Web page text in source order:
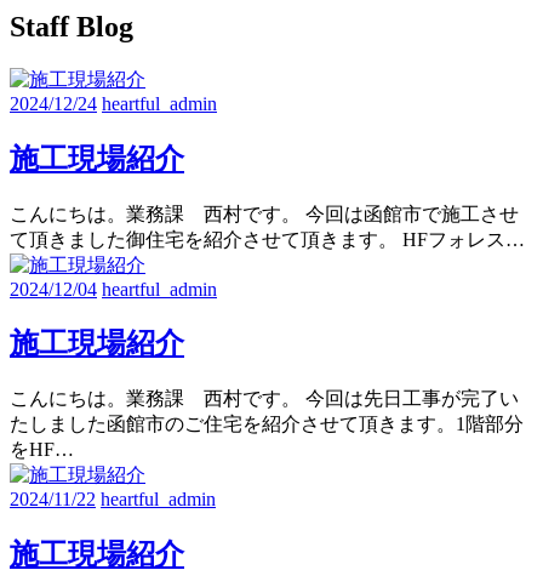
Staff Blog
2024/12/24 heartful_admin
施工現場紹介
こんにちは。業務課 西村です。 今回は函館市で施工させ
て頂きました御住宅を紹介させて頂きます。 HFフォレス…
2024/12/04 heartful_admin
施工現場紹介
こんにちは。業務課 西村です。 今回は先日工事が完了い
たしました函館市のご住宅を紹介させて頂きます。1階部分
をHF…
2024/11/22 heartful_admin
施工現場紹介